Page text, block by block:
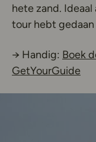
hete zand.
tour hebt
→ Handig: Boek
GetYourGuide